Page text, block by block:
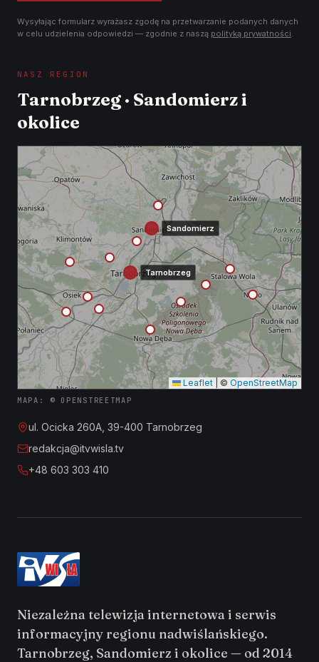
Wysyłając formularz wyrażasz zgodę na przetwarzanie podanych danych
w celu udzielenia odpowiedzi — zgodnie z naszą polityką prywatności.
NASZ REGION
Tarnobrzeg · Sandomierz i
okolice
Tarnobrzeg
Sandomierz
Leaflet © OpenStreetMap
MAPA: © OPENSTREETMAP
ul. Ocicka 260A, 39-400 Tarnobrzeg
redakcja@itvwisla.tv
+48 603 303 410
Niezależna telewizja internetowa i serwis
informacyjny regionu nadwiślańskiego.
Tarnobrzeg, Sandomierz i okolice — od 2014